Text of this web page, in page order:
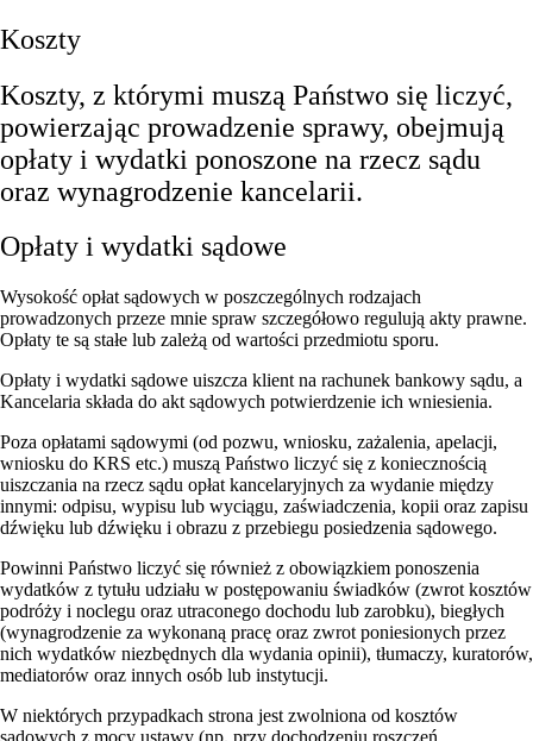
Koszty
Koszty, z którymi muszą Państwo się liczyć,
powierzając prowadzenie sprawy, obejmują
opłaty i wydatki ponoszone na rzecz sądu
oraz wynagrodzenie kancelarii.
Opłaty i wydatki sądowe
Wysokość opłat sądowych w poszczególnych rodzajach
prowadzonych przeze mnie spraw szczegółowo regulują akty prawne.
Opłaty te są stałe lub zależą od wartości przedmiotu sporu.
Opłaty i wydatki sądowe uiszcza klient na rachunek bankowy sądu, a
Kancelaria składa do akt sądowych potwierdzenie ich wniesienia.
Poza opłatami sądowymi (od pozwu, wniosku, zażalenia, apelacji,
wniosku do KRS etc.) muszą Państwo liczyć się z koniecznością
uiszczania na rzecz sądu opłat kancelaryjnych za wydanie między
innymi: odpisu, wypisu lub wyciągu, zaświadczenia, kopii oraz zapisu
dźwięku lub dźwięku i obrazu z przebiegu posiedzenia sądowego.
Powinni Państwo liczyć się również z obowiązkiem ponoszenia
wydatków z tytułu udziału w postępowaniu świadków (zwrot kosztów
podróży i noclegu oraz utraconego dochodu lub zarobku), biegłych
(wynagrodzenie za wykonaną pracę oraz zwrot poniesionych przez
nich wydatków niezbędnych dla wydania opinii), tłumaczy, kuratorów,
mediatorów oraz innych osób lub instytucji.
W niektórych przypadkach strona jest zwolniona od kosztów